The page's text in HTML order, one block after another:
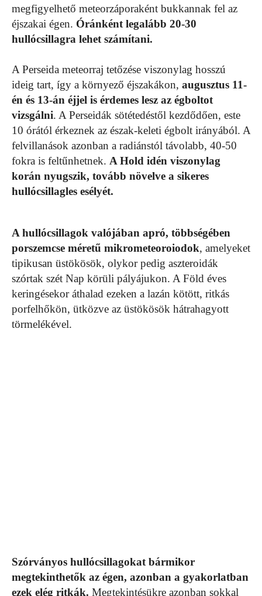
megfigyelhető meteorzáporaként bukkannak fel az
éjszakai égen. Óránként legalább 20-30
hullócsillagra lehet számítani.
A Perseida meteorraj tetőzése viszonylag hosszú
ideig tart, így a környező éjszakákon, augusztus 11-
én és 13-án éjjel is érdemes lesz az égboltot
vizsgálni. A Perseidák sötétedéstől kezdődően, este
10 órától érkeznek az észak-keleti égbolt irányából. A
felvillanások azonban a radiánstól távolabb, 40-50
fokra is feltűnhetnek. A Hold idén viszonylag
korán nyugszik, tovább növelve a sikeres
hullócsillagles esélyét.
A hullócsillagok valójában apró, többségében
porszemcse méretű mikrometeoroiodok, amelyeket
tipikusan üstökösök, olykor pedig aszteroidák
szórtak szét Nap körüli pályájukon. A Föld éves
keringésekor áthalad ezeken a lazán kötött, ritkás
porfelhőkön, ütközve az üstökösök hátrahagyott
törmelékével.
Szórványos hullócsillagokat bármikor
megtekinthetők az égen, azonban a gyakorlatban
ezek elég ritkák. Megtekintésükre azonban sokkal